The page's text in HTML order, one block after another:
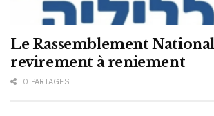
Le Rassemblement
revirement à reniement
0 PARTAGES